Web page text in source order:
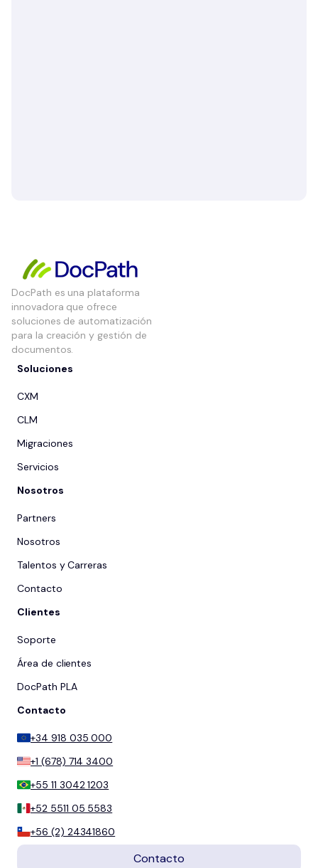
DocPath es una plataforma
innovadora que ofrece
soluciones de automatización
para la creación y gestión de
documentos.
Soluciones
CXM
CLM
Migraciones
Servicios
Nosotros
Partners
Nosotros
Talentos y Carreras
Contacto
Clientes
Soporte
Área de clientes
DocPath PLA
Contacto
+34 918 035 000
+1 (678) 714 3400
+55 11 3042 1203
+52 5511 05 5583
+56 (2) 24341860
Contacto